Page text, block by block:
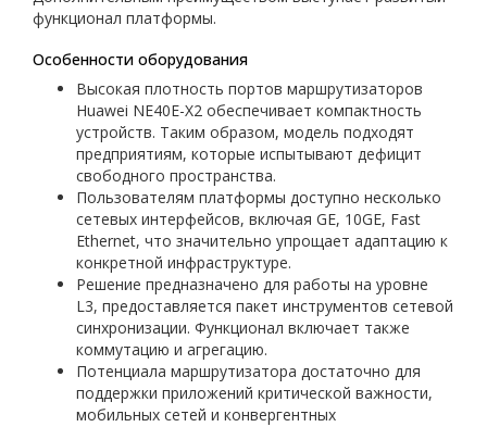
функционал платформы.
Особенности оборудования
Высокая плотность портов маршрутизаторов
Huawei NE40E-X2 обеспечивает компактность
устройств. Таким образом, модель подходят
предприятиям, которые испытывают дефицит
свободного пространства.
Пользователям платформы доступно несколько
сетевых интерфейсов, включая GE, 10GE, Fast
Ethernet, что значительно упрощает адаптацию к
конкретной инфраструктуре.
Решение предназначено для работы на уровне
L3, предоставляется пакет инструментов сетевой
синхронизации. Функционал включает также
коммутацию и агрегацию.
Потенциала маршрутизатора достаточно для
поддержки приложений критической важности,
мобильных сетей и конвергентных